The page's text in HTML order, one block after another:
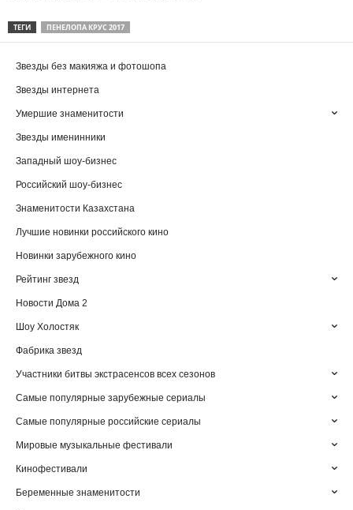
ТЕГИ ПЕНЕЛОПА КРУС 2017
Звезды без макияжа и фотошопа
Звезды интернета
Умершие знаменитости
Звезды именинники
Западный шоу-бизнес
Российский шоу-бизнес
Знаменитости Казахстана
Лучшие новинки российского кино
Новинки зарубежного кино
Рейтинг звезд
Новости Дома 2
Шоу Холостяк
Фабрика звезд
Участники битвы экстрасенсов всех сезонов
Самые популярные зарубежные сериалы
Самые популярные российские сериалы
Мировые музыкальные фестивали
Кинофестивали
Беременные знаменитости